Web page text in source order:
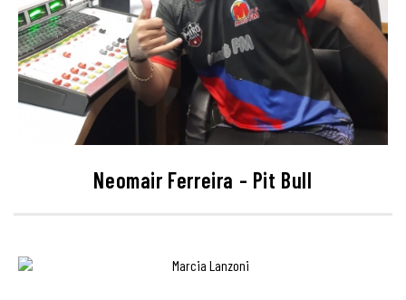
Neomair Ferreira - Pit Bull